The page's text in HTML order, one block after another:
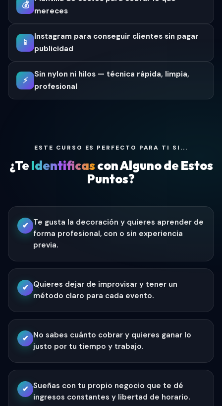
💰
mereces
📱
Instagram para conseguir clientes sin pagar
publicidad
⚡
Sin nylon ni hilos — técnica rápida, limpia,
profesional
ESTE CURSO ES PERFECTO PARA TI SI...
¿TeIdentificascon Alguno de Estos
Puntos?
✔ Te gusta la decoración y quieres aprender de
forma profesional, con o sin experiencia
previa.
✔ Quieres dejar de improvisar y tener un
método claro para cada evento.
✔ No sabes cuánto cobrar y quieres ganar lo
justo por tu tiempo y trabajo.
✔ Sueñas con tu propio negocio que te dé
ingresos constantes y libertad de horario.